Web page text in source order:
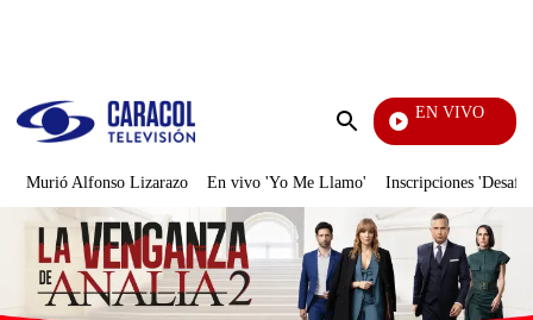
Enviar
EN VIVO
Murió Alfonso Lizarazo En vivo 'Yo Me Llamo' Inscripciones